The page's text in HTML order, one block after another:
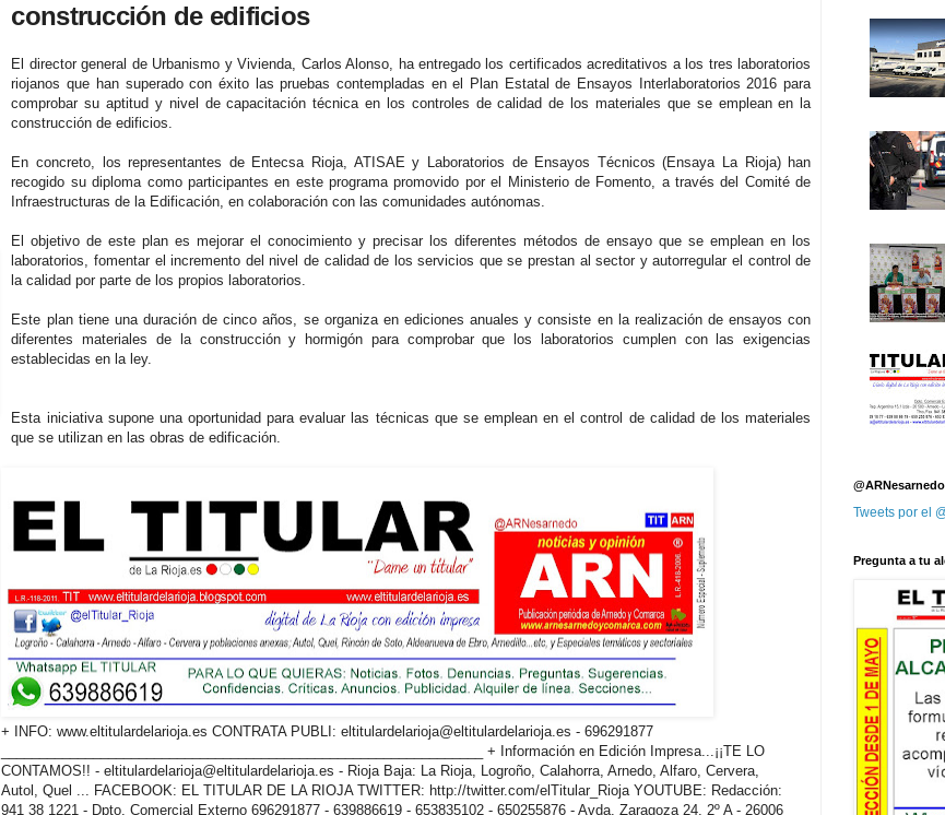
construcción de edificios
El director general de Urbanismo y Vivienda, Carlos Alonso, ha entregado los certificados acreditativos a los tres laboratorios
riojanos que han superado con éxito las pruebas contempladas en el Plan Estatal de Ensayos Interlaboratorios 2016 para
comprobar su aptitud y nivel de capacitación técnica en los controles de calidad de los materiales que se emplean en la
construcción de edificios.
En concreto, los representantes de Entecsa Rioja, ATISAE y Laboratorios de Ensayos Técnicos (Ensaya La Rioja) han
recogido su diploma como participantes en este programa promovido por el Ministerio de Fomento, a través del Comité de
Infraestructuras de la Edificación, en colaboración con las comunidades autónomas.
El objetivo de este plan es mejorar el conocimiento y precisar los diferentes métodos de ensayo que se emplean en los
laboratorios, fomentar el incremento del nivel de calidad de los servicios que se prestan al sector y autorregular el control de
la calidad por parte de los propios laboratorios.
Este plan tiene una duración de cinco años, se organiza en ediciones anuales y consiste en la realización de ensayos con
diferentes materiales de la construcción y hormigón para comprobar que los laboratorios cumplen con las exigencias
establecidas en la ley.
Esta iniciativa supone una oportunidad para evaluar las técnicas que se emplean en el control de calidad de los materiales
que se utilizan en las obras de edificación.
+ INFO: www.eltitulardelarioja.es CONTRATA PUBLI: eltitulardelarioja@eltitulardelarioja.es - 696291877
_______________________________________________________________ + Información en Edición Impresa...¡¡TE LO
CONTAMOS!! - eltitulardelarioja@eltitulardelarioja.es - Rioja Baja: La Rioja, Logroño, Calahorra, Arnedo, Alfaro, Cervera,
Autol, Quel ... FACEBOOK: EL TITULAR DE LA RIOJA TWITTER: http://twitter.com/elTitular_Rioja YOUTUBE: Redacción:
941 38 1221 - Dpto. Comercial Externo 696291877 - 639886619 - 653835102 - 650255876 - Avda. Zaragoza 24, 2º A - 26006
@ARNesarnedo
Tweets por el
Pregunta a tu